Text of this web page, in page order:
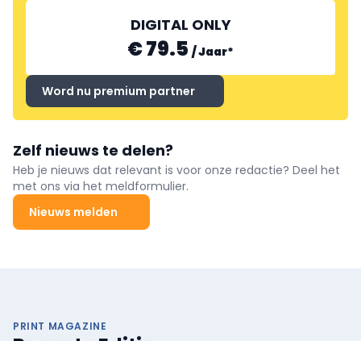
DIGITAL ONLY
€ 79.5 /Jaar*
Word nu premium partner
Zelf nieuws te delen?
Heb je nieuws dat relevant is voor onze redactie? Deel het
met ons via het meldformulier.
Nieuws melden
PRINT MAGAZINE